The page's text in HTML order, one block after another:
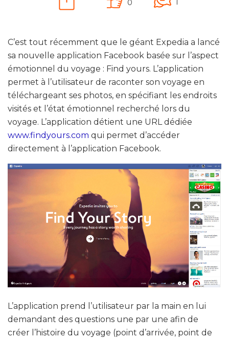
0 1
C’est tout récemment que le géant Expedia a lancé
sa nouvelle application Facebook basée sur l’aspect
émotionnel du voyage : Find yours. L’application
permet à l’utilisateur de raconter son voyage en
téléchargeant ses photos, en spécifiant les endroits
visités et l’état émotionnel recherché lors du
voyage. L’application détient une URL dédiée
www.findyours.com qui permet d’accéder
directement à l’application Facebook.
L’application prend l’utilisateur par la main en lui
demandant des questions une par une afin de
créer l’histoire du voyage (point d’arrivée, point de